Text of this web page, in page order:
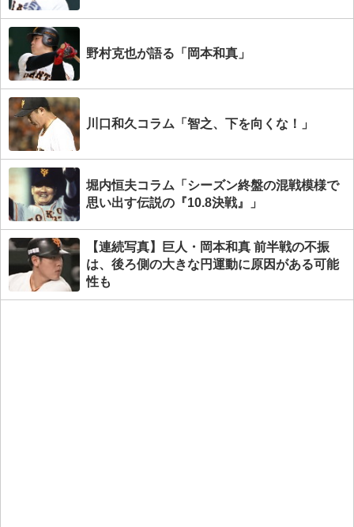
野村克也が語る「岡本和真」
川口和久コラム「智之、下を向くな！」
堀内恒夫コラム「シーズン終盤の混戦模様で
思い出す伝説の『10.8決戦』」
【連続写真】巨人・岡本和真 前半戦の不振
は、後ろ側の大きな円運動に原因がある可能
性も